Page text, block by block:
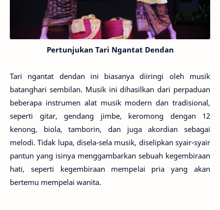
Pertunjukan Tari Ngantat Dendan
Tari ngantat dendan ini biasanya diiringi oleh musik
batanghari sembilan. Musik ini dihasilkan dari perpaduan
beberapa instrumen alat musik modern dan tradisional,
seperti gitar, gendang jimbe, keromong dengan 12
kenong, biola, tamborin, dan juga akordian sebagai
melodi. Tidak lupa, disela-sela musik, diselipkan syair-syair
pantun yang isinya menggambarkan sebuah kegembiraan
hati, seperti kegembiraan mempelai pria yang akan
bertemu mempelai wanita.